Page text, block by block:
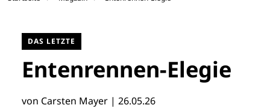
DAS LETZTE
Entenrennen-Elegie
von Carsten Mayer | 26.05.26